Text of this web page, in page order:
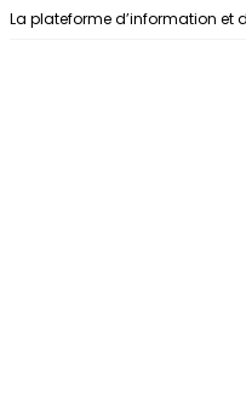
Aller au contenu
La plateforme d’information et